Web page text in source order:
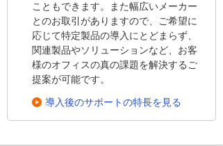
こともできます。また幅広いメーカー
とのお取引がありますので、ご希望に
応じて特定製品の導入にとどまらず、
関連製品やソリューションなど、お客
様のオフィスの真の課題を解決するご
提案が可能です。
導入後のサポートの特長を見る